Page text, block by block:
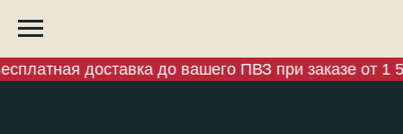
доставка до вашего ПВЗ при заказе от 1